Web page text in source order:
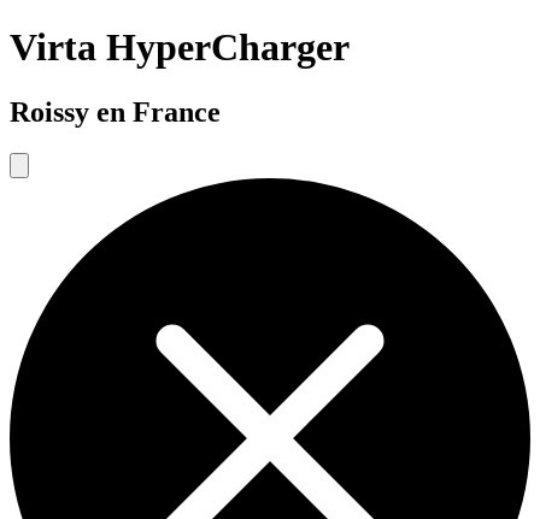
Virta HyperCharger
Roissy en France